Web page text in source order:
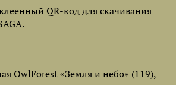
QR-код для скачивания
OwlForest «Земля и небо» (119),